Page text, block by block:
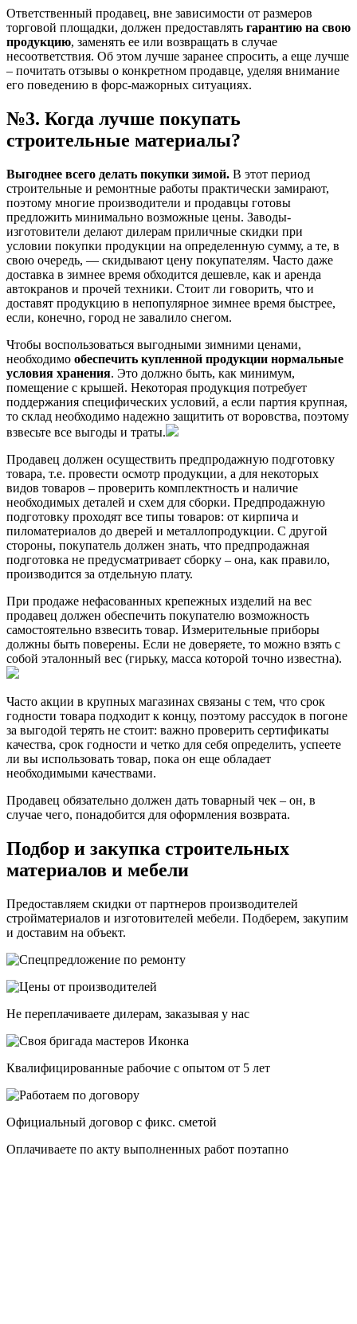
Ответственный продавец, вне зависимости от размеров
торговой площадки, должен предоставлять гарантию на свою
продукцию, заменять ее или возвращать в случае
несоответствия. Об этом лучше заранее спросить, а еще лучше
– почитать отзывы о конкретном продавце, уделяя внимание
его поведению в форс-мажорных ситуациях.
№3. Когда лучше покупать
строительные материалы?
Выгоднее всего делать покупки зимой. В этот период
строительные и ремонтные работы практически замирают,
поэтому многие производители и продавцы готовы
предложить минимально возможные цены. Заводы-
изготовители делают дилерам приличные скидки при
условии покупки продукции на определенную сумму, а те, в
свою очередь, — скидывают цену покупателям. Часто даже
доставка в зимнее время обходится дешевле, как и аренда
автокранов и прочей техники. Стоит ли говорить, что и
доставят продукцию в непопулярное зимнее время быстрее,
если, конечно, город не завалило снегом.
Чтобы воспользоваться выгодными зимними ценами,
необходимо обеспечить купленной продукции нормальные
условия хранения. Это должно быть, как минимум,
помещение с крышей. Некоторая продукция потребует
поддержания специфических условий, а если партия крупная,
то склад необходимо надежно защитить от воровства, поэтому
взвесьте все выгоды и траты.
Продавец должен осуществить предпродажную подготовку
товара, т.е. провести осмотр продукции, а для некоторых
видов товаров – проверить комплектность и наличие
необходимых деталей и схем для сборки. Предпродажную
подготовку проходят все типы товаров: от кирпича и
пиломатериалов до дверей и металлопродукции. С другой
стороны, покупатель должен знать, что предпродажная
подготовка не предусматривает сборку – она, как правило,
производится за отдельную плату.
При продаже нефасованных крепежных изделий на вес
продавец должен обеспечить покупателю возможность
самостоятельно взвесить товар. Измерительные приборы
должны быть поверены. Если не доверяете, то можно взять с
собой эталонный вес (гирьку, масса которой точно известна).
Часто акции в крупных магазинах связаны с тем, что срок
годности товара подходит к концу, поэтому рассудок в погоне
за выгодой терять не стоит: важно проверить сертификаты
качества, срок годности и четко для себя определить, успеете
ли вы использовать товар, пока он еще обладает
необходимыми качествами.
Продавец обязательно должен дать товарный чек – он, в
случае чего, понадобится для оформления возврата.
Подбор и закупка строительных
материалов и мебели
Предоставляем скидки от партнеров производителей
стройматериалов и изготовителей мебели. Подберем, закупим
и доставим на объект.
Не переплачиваете дилерам, заказывая у нас
Квалифицированные рабочие с опытом от 5 лет
Официальный договор с фикс. сметой
Оплачиваете по акту выполненных работ поэтапно